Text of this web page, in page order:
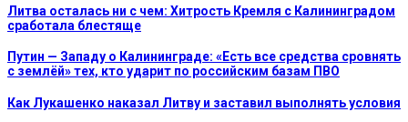
Литва осталась ни с чем: Хитрость Кремля с Калининградом
сработала блестяще
Путин — Западу о Калининграде: «Есть все средства сровнять
с землёй» тех, кто ударит по российским базам ПВО
Как Лукашенко наказал Литву и заставил выполнять условия